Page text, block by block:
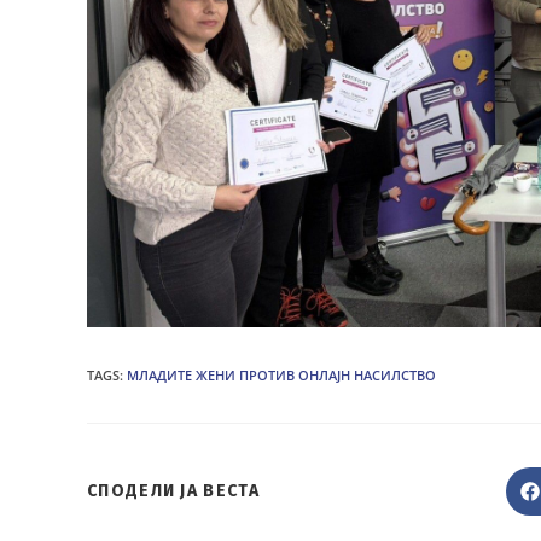
TAGS: МЛАДИТЕ ЖЕНИ ПРОТИВ ОНЛАЈН НАСИЛСТВО
СПОДЕЛИ ЈА ВЕСТАSHARE